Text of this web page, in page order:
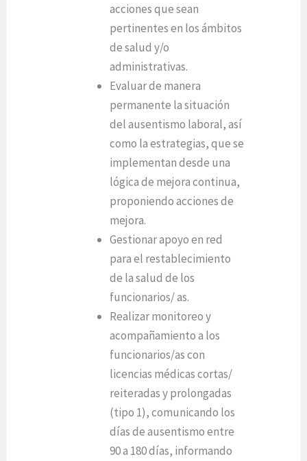
acciones que sean
pertinentes en los ámbitos
de salud y/o
administrativas.
Evaluar de manera
permanente la situación
del ausentismo laboral, así
como la estrategias, que se
implementan desde una
lógica de mejora continua,
proponiendo acciones de
mejora.
Gestionar apoyo en red
para el restablecimiento
de la salud de los
funcionarios/ as.
Realizar monitoreo y
acompañamiento a los
funcionarios/as con
licencias médicas cortas/
reiteradas y prolongadas
(tipo 1), comunicando los
días de ausentismo entre
90 a 180 días, informando